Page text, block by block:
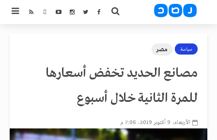
سياسة مصر
مصانع الحديد تخفض أسعارها
للمرة الثانية خلال أسبوع
الأربعاء، 9 أكتوبر 2019، 7:06 م